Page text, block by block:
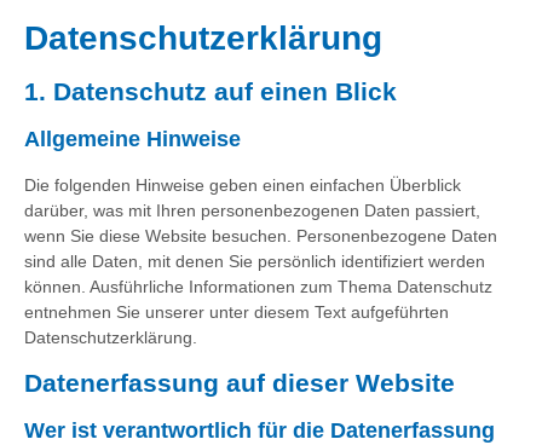
Datenschutz­erklärung
1. Datenschutz auf einen Blick
Allgemeine Hinweise
Die folgenden Hinweise geben einen einfachen Überblick
darüber, was mit Ihren personenbezogenen Daten passiert,
wenn Sie diese Website besuchen. Personenbezogene Daten
sind alle Daten, mit denen Sie persönlich identifiziert werden
können. Ausführliche Informationen zum Thema Datenschutz
entnehmen Sie unserer unter diesem Text aufgeführten
Datenschutzerklärung.
Datenerfassung auf dieser Website
Wer ist verantwortlich für die Datenerfassung